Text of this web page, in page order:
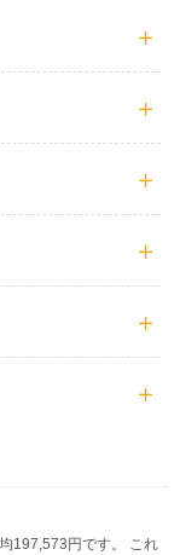
197,573円です。 これ